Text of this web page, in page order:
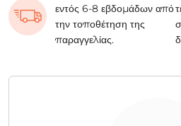
εντός 6-8 εβδομάδων από
την τοποθέτηση της
παραγγελίας.